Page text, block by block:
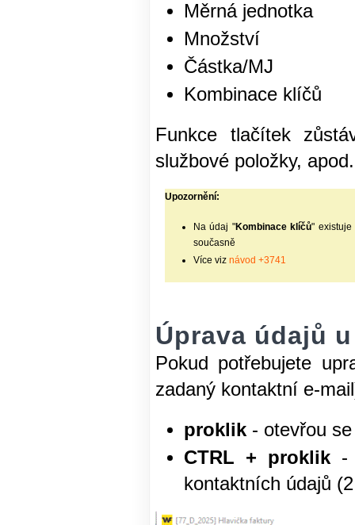
Měrná jednotka
Množství
Částka/MJ
Kombinace klíčů
Funkce tlačítek
službové položky, apod.
Upozornění:
Na údaj "Kombinace klíčů" existuje
současně
Více viz návod +3741
Úprava údajů
Pokud potřebujete
zadaný kontaktní e-
proklik - otevřou
CTRL + proklik-
kontaktních údajů